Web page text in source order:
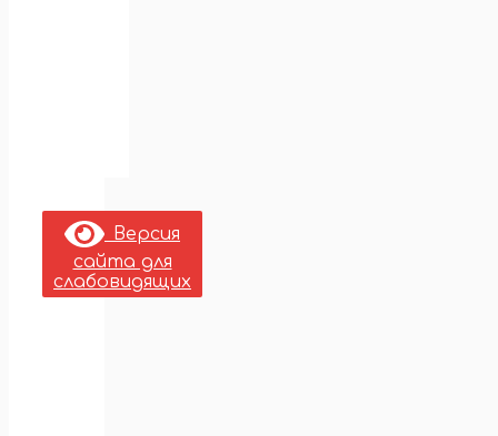
Версия
сайта для
слабовидящих